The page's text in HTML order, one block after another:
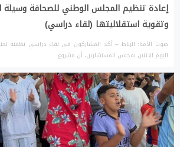
إعادة تنظيم المجلس الوطني للصحافة وسيلة
وتقوية استقلاليتها (لقاء دراسي)
صوت الأمة: الرباط – أكد المشاركون في لقاء دراسي نظمته لجنة
اليوم الاثنين بمجلس المستشارين، أن مشروع